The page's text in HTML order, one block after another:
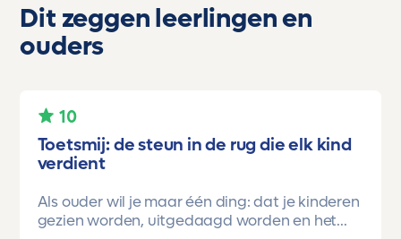
Dit zeggen leerlingen en
ouders
10
Toetsmij: de steun in de rug die elk kind
verdient
Als ouder wil je maar één ding: dat je kinderen
gezien worden, uitgedaagd worden en het